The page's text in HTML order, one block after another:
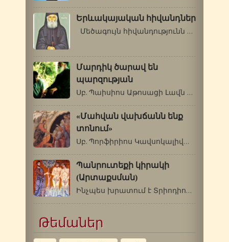
Երևակայական հիվանդներ
Մեծագույն հիվանդությունն է, երբ…
Մարդիկ ծարավ են
պարզության
Սբ. Պաիսիոս Աթոսացի Լավն այն է, որ…
«Մահվան վախճանն ենք
տոնում»
Սբ. Պորֆիրիոս Կավսոկալիվացի (1906-1991թթ.)…
Պանրուտեքի կիրակի
(Արտաքսման)
Ինչպես խրատում է Տրիոդիոնը, մարդուն…
Թեմաներ